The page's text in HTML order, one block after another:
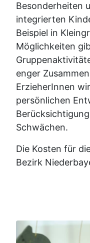
Besonderheiten
integrierten
Beispiel in
Möglichkeiten
enger
ErzieherInnen
persönlichen
Schwächen.
Die Kosten für
Bezirk